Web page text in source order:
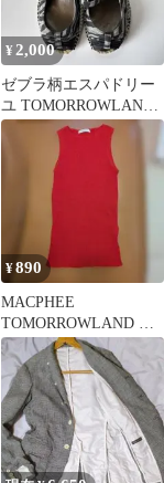
¥2,000
ゼブラ柄エスパドリー
ユ TOMORROWLAND
37
¥890
MACPHEE
TOMORROWLAND リ
ブ ノースリーブ トップ
ス